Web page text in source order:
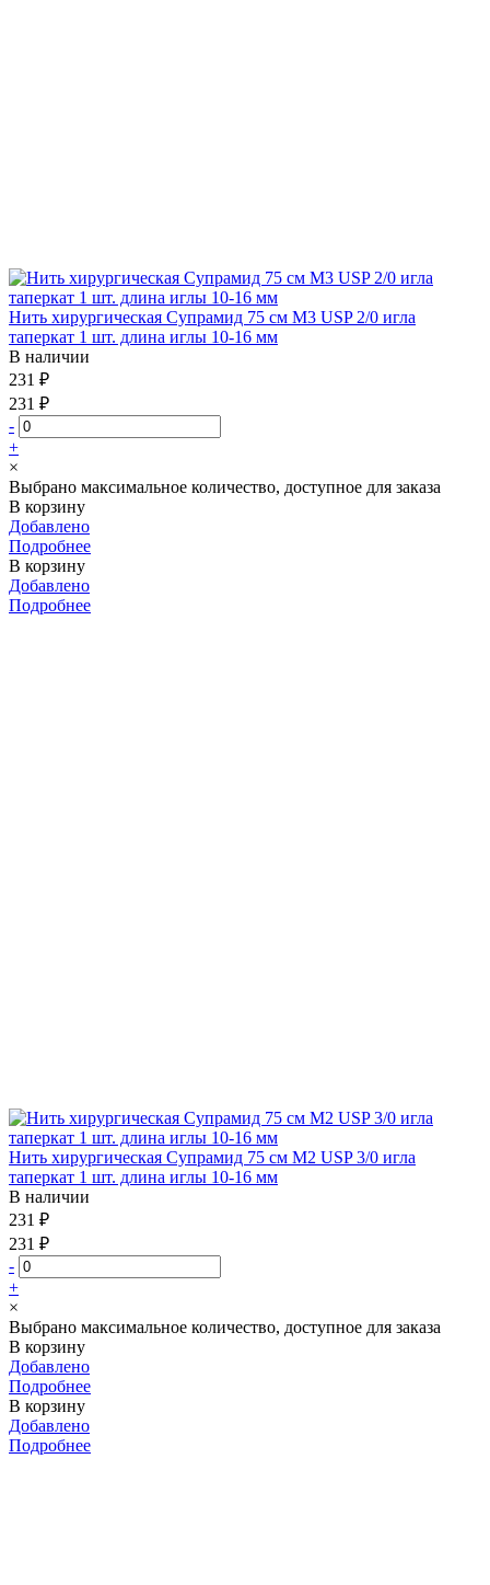
Нить хирургическая Супрамид 75 см М3 USP 2/0 игла
таперкат 1 шт. длина иглы 10-16 мм
В наличии
231 ₽
231 ₽
-
+
×
Выбрано максимальное количество, доступное для заказа
В корзину
Добавлено
Подробнее
В корзину
Добавлено
Подробнее
Нить хирургическая Супрамид 75 см М2 USP 3/0 игла
таперкат 1 шт. длина иглы 10-16 мм
В наличии
231 ₽
231 ₽
-
+
×
Выбрано максимальное количество, доступное для заказа
В корзину
Добавлено
Подробнее
В корзину
Добавлено
Подробнее